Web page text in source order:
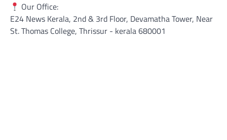
Our Office:
E24 News Kerala, 2nd & 3rd Floor, Devamatha Tower, Near
St. Thomas College, Thrissur​ - kerala 680001